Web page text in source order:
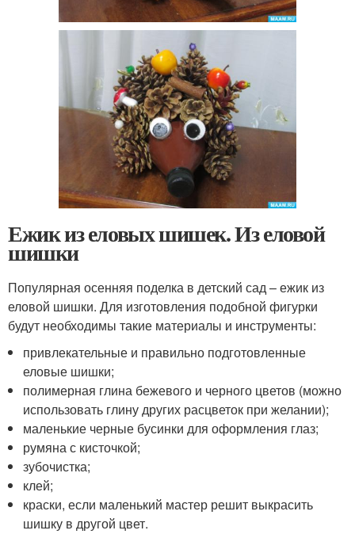
Ежик из еловых шишек. Из еловой
шишки
Популярная осенняя поделка в детский сад – ежик из
еловой шишки. Для изготовления подобной фигурки
будут необходимы такие материалы и инструменты:
привлекательные и правильно подготовленные
еловые шишки;
полимерная глина бежевого и черного цветов (можно
использовать глину других расцветок при желании);
маленькие черные бусинки для оформления глаз;
румяна с кисточкой;
зубочистка;
клей;
краски, если маленький мастер решит выкрасить
шишку в другой цвет.